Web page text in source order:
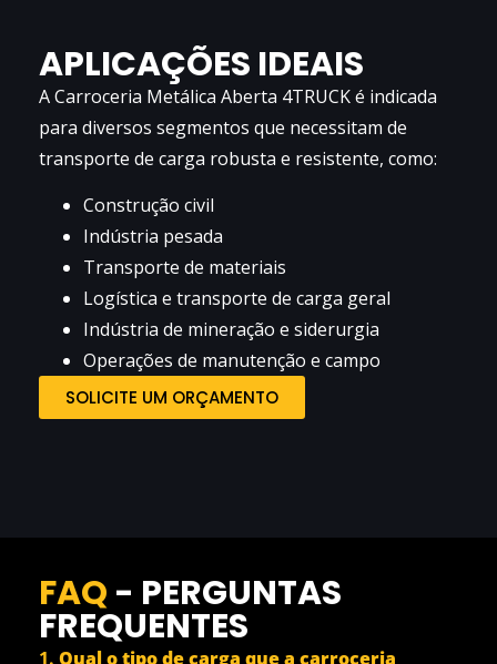
APLICAÇÕES IDEAIS
A Carroceria Metálica Aberta 4TRUCK é indicada
para diversos segmentos que necessitam de
transporte de carga robusta e resistente, como:
Construção civil
Indústria pesada
Transporte de materiais
Logística e transporte de carga geral
Indústria de mineração e siderurgia
Operações de manutenção e campo
SOLICITE UM ORÇAMENTO
FAQ - PERGUNTAS
FREQUENTES
1. Qual o tipo de carga que a carroceria